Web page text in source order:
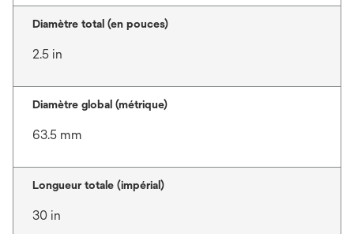
Diamètre total (en pouces)
2.5 in
Diamètre global (métrique)
63.5 mm
Longueur totale (impérial)
30 in